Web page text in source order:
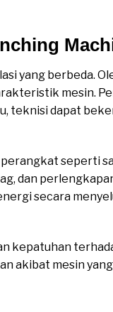
yang berbeda.
mesin.
teknisi dapat
seperti
dan
secara
kepatuhan
akibat mesin